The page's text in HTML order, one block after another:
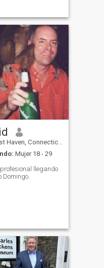
see me through m
Connecticut, Estados Unidos
Mujer 18 - 29
llegando
Domingo.